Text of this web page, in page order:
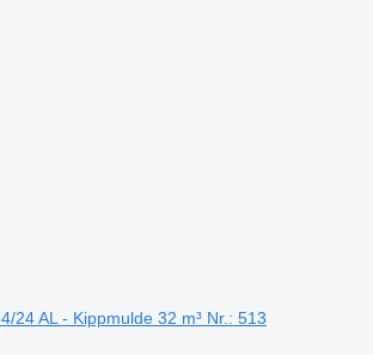
24 AL - Kippmulde 32 m³ Nr.: 513